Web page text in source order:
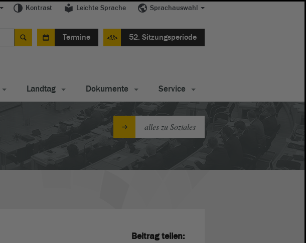
Kontrast Leichte Sprache Sprachauswahl
Termine 52. Sitzungsperiode
Landtag Dokumente Service
alles zu Soziales
Beitrag teilen: